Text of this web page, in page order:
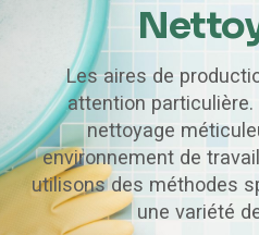
Les aires de
attention
nettoyage
environnement de
utilisons des méthodes
une variété